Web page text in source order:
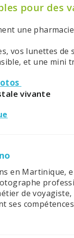
pour des
une
vos lunettes
et une mini
vivante
en Martinique,
de
ses